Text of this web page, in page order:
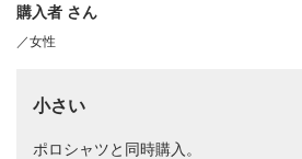
購入者 さん
／女性
小さい
ポロシャツと同時購入。